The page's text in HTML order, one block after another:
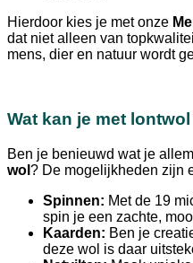
Hierdoor kies je met onze
dat niet alleen van
mens, dier en natuur wordt
Wat kan je met
Ben je benieuwd wat je
wol ? De mogelijkheden zijn
Spinnen: Met de 19
spin je een zachte,
Kaarden: Ben je
deze wol is daar